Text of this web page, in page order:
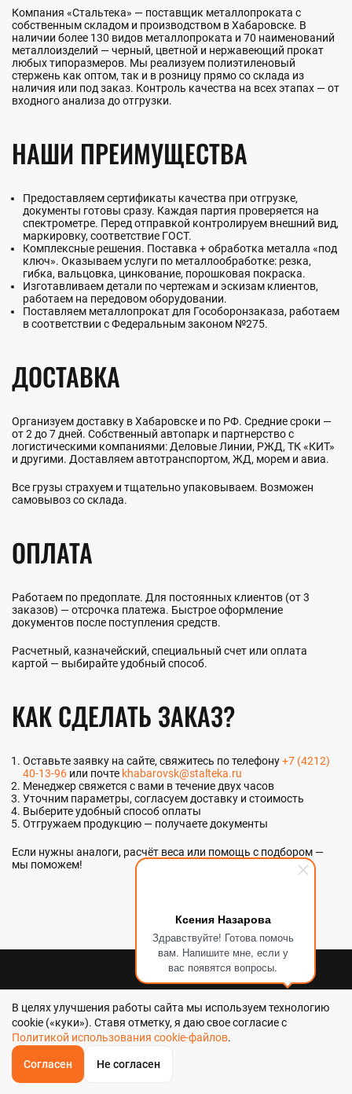
Ксения Назарова
Здравствуйте! Готова помочь
вам. Напишите мне, если у
вас появятся вопросы.
ОБРАТНЫЙЗВОНОК
Компания «Стальтека» — поставщик металлопроката с
собственным складом и производством в Хабаровске. В
наличии более 130 видов металлопроката и 70 наименований
металлоизделий — черный, цветной и нержавеющий прокат
любых типоразмеров. Мы реализуем полиэтиленовый
стержень как оптом, так и в розницу прямо со склада из
наличия или под заказ. Контроль качества на всех этапах — от
входного анализа до отгрузки.
НАШИ ПРЕИМУЩЕСТВА
Предоставляем сертификаты качества при отгрузке,
документы готовы сразу. Каждая партия проверяется на
спектрометре. Перед отправкой контролируем внешний вид,
маркировку, соответствие ГОСТ.
Комплексные решения. Поставка + обработка металла «под
ключ». Оказываем услуги по металлообработке: резка,
гибка, вальцовка, цинкование, порошковая покраска.
Изготавливаем детали по чертежам и эскизам клиентов,
работаем на передовом оборудовании.
Поставляем металлопрокат для Гособоронзаказа, работаем
в соответствии с Федеральным законом №275.
ДОСТАВКА
Организуем доставку в Хабаровске и по РФ. Средние сроки —
от 2 до 7 дней. Собственный автопарк и партнерство с
логистическими компаниями: Деловые Линии, РЖД, ТК «КИТ»
и другими. Доставляем автотранспортом, ЖД, морем и авиа.
Все грузы страхуем и тщательно упаковываем. Возможен
самовывоз со склада.
ОПЛАТА
Работаем по предоплате. Для постоянных клиентов (от 3
заказов) — отсрочка платежа. Быстрое оформление
документов после поступления средств.
Расчетный, казначейский, специальный счет или оплата
картой — выбирайте удобный способ.
КАК СДЕЛАТЬ ЗАКАЗ?
Оставьте заявку на сайте, свяжитесь по телефону+7 (4212)
40-13-96 или почте khabarovsk@stalteka.ru
Менеджер свяжется с вами в течение двух часов
Уточним параметры, согласуем доставку и стоимость
Выберите удобный способ оплаты
Отгружаем продукцию — получаете документы
Если нужны аналоги, расчёт веса или помощь с подбором —
мы поможем!
Отдел продаж
+7 (4212) 40-13-96
Email
KHABAROVSK@STALTEKA.RU
Главная
В целях улучшения работы сайта мы используем технологию
cookie («куки»). Ставя отметку, я даю свое согласие с
Политикой использования cookie-файлов.
Согласен Не согласен